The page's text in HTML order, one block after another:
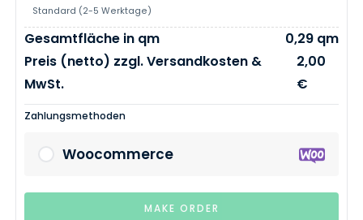
Standard (2-5 Werktage)
Gesamtfläche in qm
0,29 qm
Preis (netto) zzgl. Versandkosten &
MwSt.
2,00
€
Zahlungsmethoden
Woocommerce
MAKE ORDER